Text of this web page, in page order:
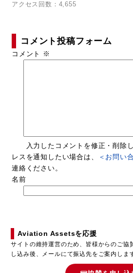
アクセス回数：4,655
コメント投稿フォーム
コメント ※
入力したコメントを修正・削除し
レスを通知したい場合は、
＜お問い
連絡ください。
名前
Aviation Assetsを応援
サイトの維持運営のため、皆様からのご協
し込み後、メールにて振込先をご案内しま